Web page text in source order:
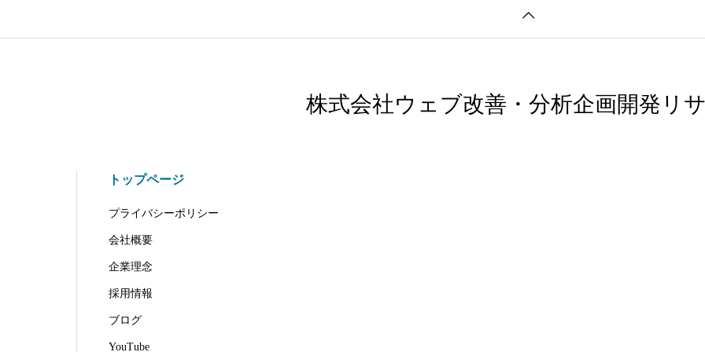
株式会社ウェブ改善・分析企画開発リ
トップページ
プライバシーポリシー
会社概要
企業理念
採用情報
ブログ
YouTube